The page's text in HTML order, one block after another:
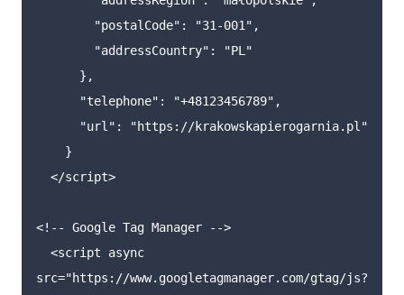
"postalCode" : "31-001" ,
"addressCountry" : "PL"
},
"telephone" : "+48123456789" ,
"url" : "https://krakowskapierogarnia.pl"
}
</script>
<!-- Google Tag Manager -->
<script async
src="https://www.googletagmanager.com/gtag/js?